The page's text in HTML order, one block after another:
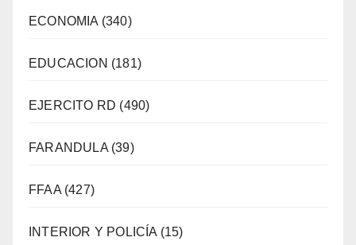
ECONOMIA (340)
EDUCACION (181)
EJERCITO RD (490)
FARANDULA(39)
FFAA(427)
INTERIOR Y POLICÍA (15)